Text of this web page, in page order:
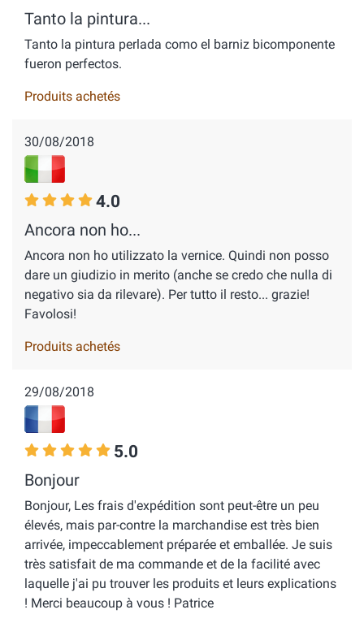
Tanto la pintura...
Tanto la pintura perlada como el barniz bicomponente
fueron perfectos.
Produits achetés
30/08/2018
4.0
Ancora non ho...
Ancora non ho utilizzato la vernice. Quindi non posso
dare un giudizio in merito (anche se credo che nulla di
negativo sia da rilevare). Per tutto il resto... grazie!
Favolosi!
Produits achetés
29/08/2018
5.0
Bonjour
Bonjour, Les frais d'expédition sont peut-être un peu
élevés, mais par-contre la marchandise est très bien
arrivée, impeccablement préparée et emballée. Je suis
très satisfait de ma commande et de la facilité avec
laquelle j'ai pu trouver les produits et leurs explications
! Merci beaucoup à vous ! Patrice